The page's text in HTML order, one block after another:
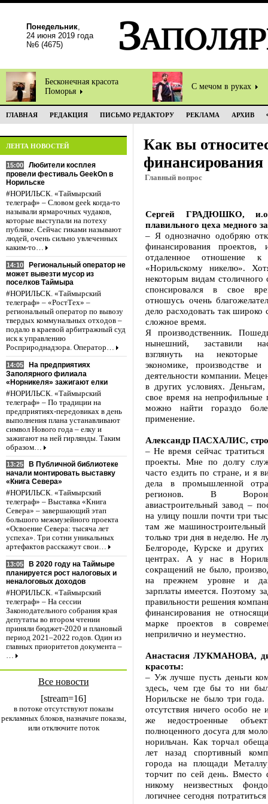
Понедельник,
24 июня 2019 года
№6 (4675)
Бесконечная красота
Поморья
С мечом в руках
ГЛАВНАЯ РЕДАКЦИЯ ПИСЬМО РЕДАКТОРУ РЕКЛАМА АРХИВ
ЛЕНТА НОВОСТЕЙ
15:00
Любители косплея
провели фестиваль GeekOn в
Норильске
#НОРИЛЬСК. «Таймырский
телеграф» – Словом geek когда-то
называли ярмарочных чудаков,
которые выступали на потеху
публике. Сейчас гиками называют
людей, очень сильно увлеченных
каким-то…
14:10
Региональный оператор не
может вывезти мусор из
поселков Таймыра
#НОРИЛЬСК. «Таймырский
телеграф» – «РостТех» –
региональный оператор по вывозу
твердых коммунальных отходов –
подало в краевой арбитражный суд
иск к управлению
Росприроднадзора. Оператор…
14:05
На предприятиях
Заполярного филиала
«Норникеля» зажигают елки
#НОРИЛЬСК. «Таймырский
телеграф» – По традиции на
предприятиях-передовиках в день
выполнения плана устанавливают
символ Нового года – елку и
зажигают на ней гирлянды. Таким
образом…
13:25
В Публичной библиотеке
начали монтировать выставку
«Книга Севера»
#НОРИЛЬСК. «Таймырский
телеграф» – Выставка «Книга
Севера» – завершающий этап
большого межмузейного проекта
«Освоение Севера: тысяча лет
успеха». Три сотни уникальных
артефактов расскажут свои…
13:05
В 2020 году на Таймыре
планируется рост налоговых и
неналоговых доходов
#НОРИЛЬСК. «Таймырский
телеграф» – На сессии
Законодательного собрания края
депутаты во втором чтении
приняли бюджет-2020 и плановый
период 2021–2022 годов. Один из
главных приоритетов документа –
…
Все новости
[stream=16]
в потоке отсутствуют показы
рекламных блоков, назначьте показы,
или отключите поток
Как вы
Главный вопрос
Сергей ГРАДЮШКО, и.о.
плавильного цеха медного
– Я однозначно одобряю
финансирования
отдаленное отношение
«Норильскому никелю».
некоторым видам столичного
спонсировался в свое
отношусь очень
дело расходовать так широко
сложное время.
Я производственник.
нынешний, заставили
взглянуть на
экономике, производстве
деятельности компании.
в других условиях.
свое время на непрофильные
можно найти гораздо
применение.
Александр ПАСХАЛИС,
– Не время сейчас тратиться
проекты. Мне по долгу
часто ездить по стране, и я
дела в промышленной
регионов. В
авиастроительный завод –
на улицу пошли почти три
там же машиностроительный
только три дня в неделю. Не
Белгороде, Курске и
центрах. А у нас в
сокращений не было,
на прежнем уровне и
зарплаты имеется. Поэтому
правильности решения
финансирования не
марке проектов в
неприлично и неуместно.
Анастасия ЛУКМАНОВА,
красоты:
– Уж лучше пусть деньги
здесь, чем где бы то ни
Норильске не было три
отсутствия ничего особо не
же недостроенные
полноценного досуга для
норильчан. Как торчал
лет назад спортивный
города на площади
торчит по сей день. Вместо
никому неизвестных
логичнее сегодня